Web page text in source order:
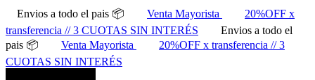
Envios a todo el pais 📦 Venta Mayorista
20%OFF x
transferencia // 3 CUOTAS SIN INTERÉS
Envios a todo el
pais 📦
Venta Mayorista
20%OFF x transferencia // 3
CUOTAS SIN INTERÉS